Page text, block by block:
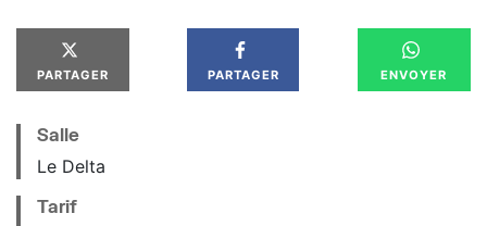
PARTAGER PARTAGER ENVOYER
Salle
Le Delta
Tarif